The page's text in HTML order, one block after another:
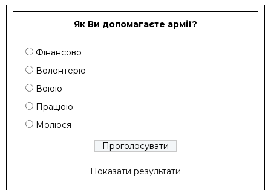
Як Ви допомагаєте армії?
Фінансово
Волонтерю
Воюю
Працюю
Молюся
Показати результати